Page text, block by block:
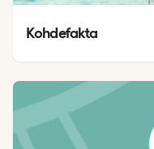
Kohdefakta